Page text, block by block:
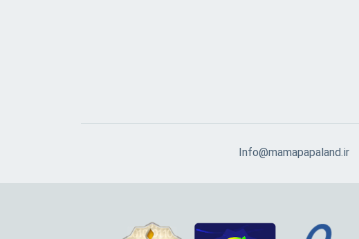
Info@mamapapaland.ir